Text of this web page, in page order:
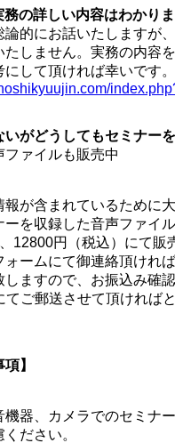
の詳しい内容はわかりま
論的にお話いたしますが
たしません。実務の内容
して頂ければ幸いです。
いがどうしてもセミナー
ァイルも販売中
が含まれているために
ーを収録した音声ファイ
12800円（税込）にて販
ォームにて御連絡頂けれ
しますので、お振込み確
ご郵送させて頂ければと
】
機器、カメラでのセミナ
ださい。